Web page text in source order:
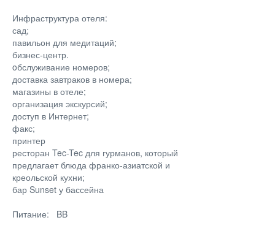
Инфраструктура отеля:
сад;
павильон для медитаций;
бизнес-центр.
oбслуживание номеров;
доставка завтраков в номера;
магазины в отеле;
организация экскурсий;
доступ в Интернет;
факс;
принтер
ресторан Tec-Tec для гурманов, который
предлагает блюда франко-азиатской и
креольской кухни;
бар Sunset у бассейна
Питание: BB